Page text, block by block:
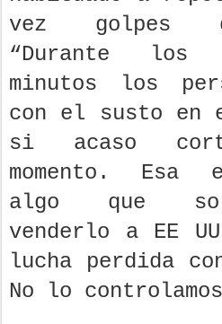
vez golpes
“Durante los
minutos los
con el susto en
si acaso
momento. Esa
algo que
venderlo a EE
lucha perdida
No lo